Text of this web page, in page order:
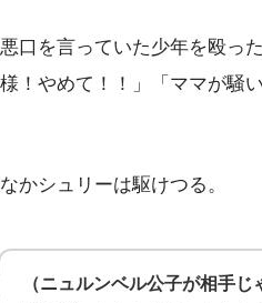
口を言っていた少年を殴っ
！やめて！！」「ママが騒
かシュリーは駆けつる。
（ニュルンベル公子が相手